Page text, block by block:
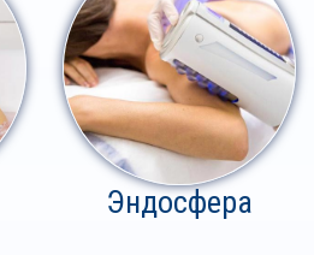
Эндосфера